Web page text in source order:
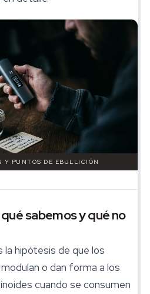
Y PUNTOS DE EBULLICIÓN
sabemos y qué no
hipótesis de que los
o dan forma a los
cuando se consumen